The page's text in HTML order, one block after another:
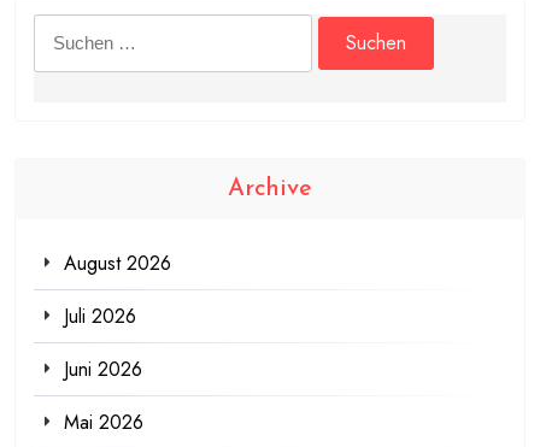
Suchen
nach:
Archive
August 2026
Juli 2026
Juni 2026
Mai 2026